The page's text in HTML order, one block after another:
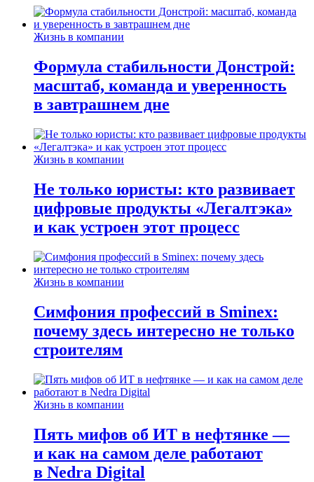
Жизнь в компании
Формула стабильности Донстрой:
масштаб, команда и уверенность
в завтрашнем дне
Жизнь в компании
Не только юристы: кто развивает
цифровые продукты «Легалтэка»
и как устроен этот процесс
Жизнь в компании
Симфония профессий в Sminex:
почему здесь интересно не только
строителям
Жизнь в компании
Пять мифов об ИТ в нефтянке —
и как на самом деле работают
в Nedra Digital